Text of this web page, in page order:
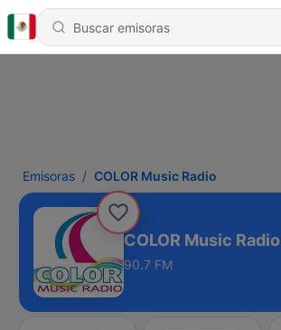
Emisoras COLOR Music Radio
COLOR Music Radio
90.7 FM